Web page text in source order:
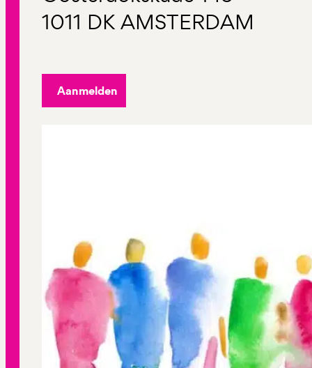
1011 DK AMSTERDAM
Aanmelden